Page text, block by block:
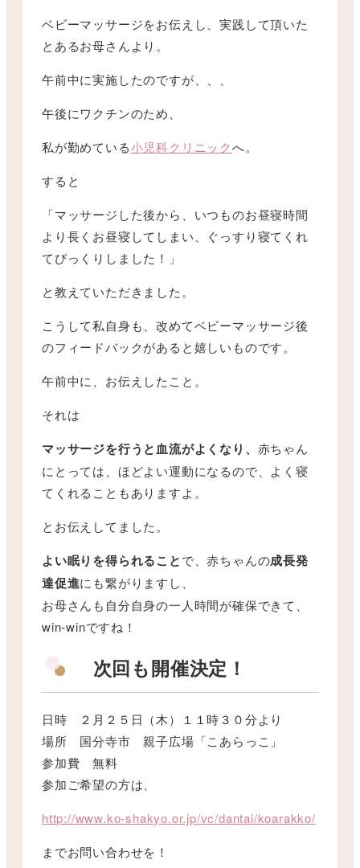
ベビーマッサージをお伝えし、実践して頂いた
とあるお母さんより。
午前中に実施したのですが、、、
午後にワクチンのため、
私が勤めている小児科クリニックへ。
すると
「マッサージした後から、いつものお昼寝時間
より長くお昼寝してしまい、ぐっすり寝てくれ
てびっくりしました！」
と教えていただきました。
こうして私自身も、改めてベビーマッサージ後
のフィードバックがあると嬉しいものです。
午前中に、お伝えしたこと。
それは
マッサージを行うと血流がよくなり、 赤ちゃん
にとっては、ほどよい運動になるので、よく寝
てくれることもありますよ。
とお伝えしてました。
よい眠りを得られることで、赤ちゃんの成長発
達促進にも繋がりますし、
お母さんも自分自身の一人時間が確保できて、
win-winですね！
次回も開催決定！
日時 ２月２５日（木）１１時３０分より
場所 国分寺市 親子広場「こあらっこ」
参加費 無料
参加ご希望の方は、
http://www.ko-shakyo.or.jp/vc/dantai/koarakko/
までお問い合わせを！